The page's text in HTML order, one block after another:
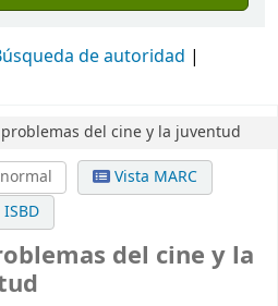
de autoridad
problemas del cine y la juventud
Vista MARC
del cine y la